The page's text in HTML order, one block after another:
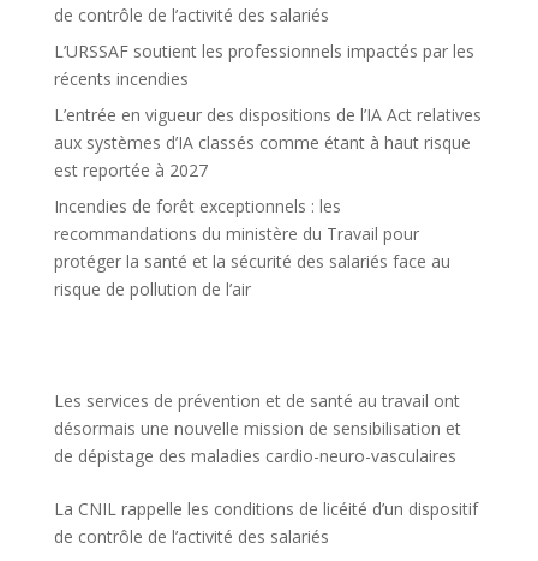
de contrôle de l’activité des salariés
L’URSSAF soutient les professionnels impactés par les
récents incendies
L’entrée en vigueur des dispositions de l’IA Act relatives
aux systèmes d’IA classés comme étant à haut risque
est reportée à 2027
Incendies de forêt exceptionnels : les
recommandations du ministère du Travail pour
protéger la santé et la sécurité des salariés face au
risque de pollution de l’air
Les services de prévention et de santé au travail ont
désormais une nouvelle mission de sensibilisation et
de dépistage des maladies cardio-neuro-vasculaires
La CNIL rappelle les conditions de licéité d’un dispositif
de contrôle de l’activité des salariés